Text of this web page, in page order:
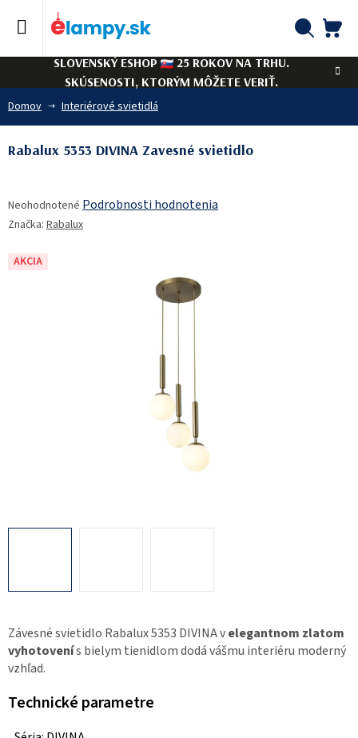
SLOVENSKÝ ESHOP
25 ROKOV NA TRHU.
SKÚSENOSTI, KTORÝM MÔŽETE VERIŤ.
Domov Interiérové svietidlá
Závesné svietidlo Rabalux 5353 DIVINA velegantnom zlatom
vyhotovenís bielym tienidlom dodá vášmu interiéru moderný
vzhľad.
Technické parametre
Rabalux 5353 DIVINA Zavesné svietidlo
hodnotenie
produktu
0,0
Neohodnotené Podrobnosti hodnotenia
Značka: Rabalux
AKCIA